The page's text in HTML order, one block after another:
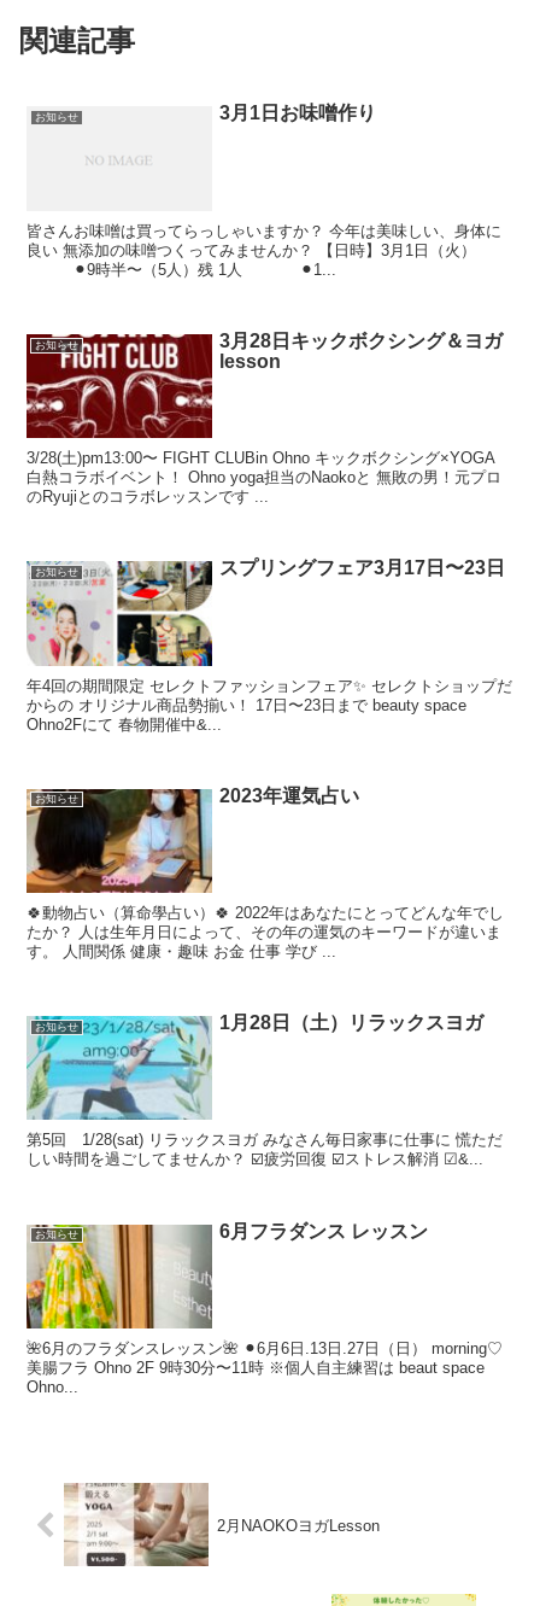
関連記事
お知らせ 3月1日お味噌作り
皆さんお味噌は買ってらっしゃいますか？ 今年は美味しい、身体に
良い 無添加の味噌つくってみませんか？ 【日時】3月1日（火）
⚫︎9時半〜（5人）残 1人 ⚫︎1...
お知らせ
3月28日キックボクシング＆ヨガ
lesson
3/28(土)pm13:00〜 FIGHT CLUBin Ohno キックボクシング×YOGA
白熱コラボイベント！ Ohno yoga担当のNaokoと 無敗の男！元プロ
のRyujiとのコラボレッスンです ...
お知らせ スプリングフェア3月17日〜23日
年4回の期間限定 セレクトファッションフェア✨ セレクトショップだ
からの オリジナル商品勢揃い！ 17日〜23日まで beauty space
Ohno2Fにて 春物開催中&...
お知らせ 2023年運気占い
🍀動物占い（算命學占い）🍀 2022年はあなたにとってどんな年でし
たか？ 人は生年月日によって、その年の運気のキーワードが違いま
す。 人間関係 健康・趣味 お金 仕事 学び ...
お知らせ 1月28日（土）リラックスヨガ
第5回 1/28(sat) リラックスヨガ みなさん毎日家事に仕事に 慌ただ
しい時間を過ごしてませんか？ ☑️疲労回復 ☑️ストレス解消 ☑&...
お知らせ 6月フラダンス レッスン
🌺6月のフラダンスレッスン🌺 ⚫︎6月6日.13日.27日（日） morning♡
美腸フラ Ohno 2F 9時30分〜11時 ※個人自主練習は beaut space
Ohno...
2月NAOKOヨガLesson